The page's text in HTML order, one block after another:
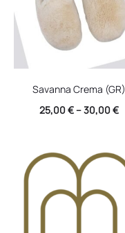
Savanna Crema (GR)
25,00€–30,00€